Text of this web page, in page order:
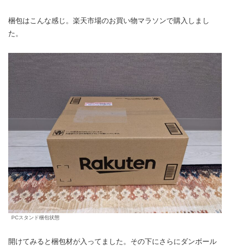
梱包はこんな感じ。楽天市場のお買い物マラソンで購入しまし
た。
PCスタンド梱包状態
開けてみると梱包材が入ってました。その下にさらにダンボール